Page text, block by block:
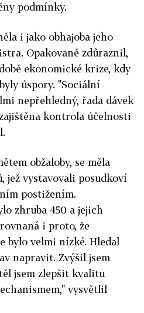
podmínky.
i jako obhajoba jeho
Opakovaně zdůraznil,
ekonomické krize, kdy
úspory. "Sociální
nepřehledný, řada dávek
kontrola účelnosti
obžaloby, se měla
jež vystavovali posudkoví
postižením.
zhruba 450 a jejich
i proto, že
bylo velmi nízké. Hledal
napravit. Zvýšil jsem
jsem zlepšit kvalitu
vysvětlil